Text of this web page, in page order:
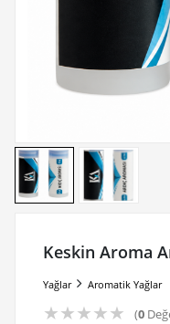
Keskin Aroma
Yağlar Aromatik Yağlar
★★★★★ (0